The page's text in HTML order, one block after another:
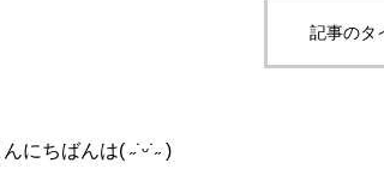
記事のタ
にちばんは( ˶˙ᵕ˙˶ )